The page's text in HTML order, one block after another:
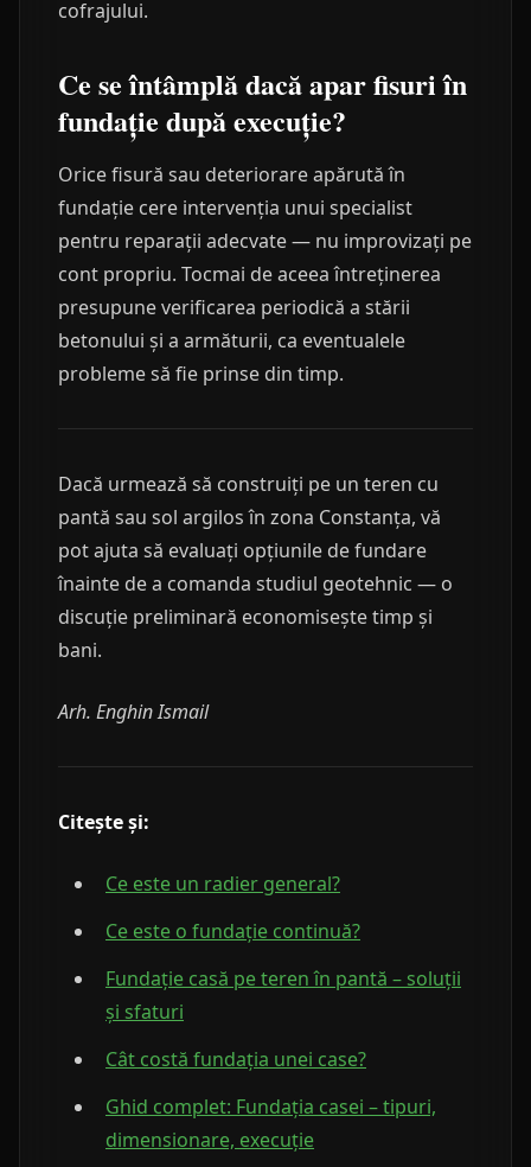
cofrajului.
Ce se întâmplă dacă apar fisuri în
fundație după execuție?
Orice fisură sau deteriorare apărută în
fundație cere intervenția unui specialist
pentru reparații adecvate — nu improvizați pe
cont propriu. Tocmai de aceea întreținerea
presupune verificarea periodică a stării
betonului și a armăturii, ca eventualele
probleme să fie prinse din timp.
Dacă urmează să construiți pe un teren cu
pantă sau sol argilos în zona Constanța, vă
pot ajuta să evaluați opțiunile de fundare
înainte de a comanda studiul geotehnic — o
discuție preliminară economisește timp și
bani.
Arh. Enghin Ismail
Citește și:
Ce este un radier general?
Ce este o fundație continuă?
Fundație casă pe teren în pantă – soluții
și sfaturi
Cât costă fundația unei case?
Ghid complet: Fundația casei – tipuri,
dimensionare, execuție